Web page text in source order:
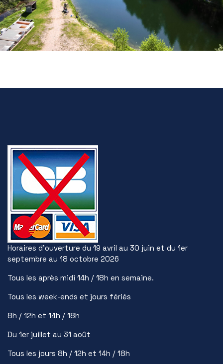
Horaires d’ouverture du 19 avril au 30 juin et du 1er
septembre au 18 octobre 2026
Tous les après midi 14h / 18h en semaine.
Tous les week-ends et jours fériés
8h / 12h et 14h / 18h
Du 1er juillet au 31 août
Tous les jours 8h / 12h et 14h / 18h